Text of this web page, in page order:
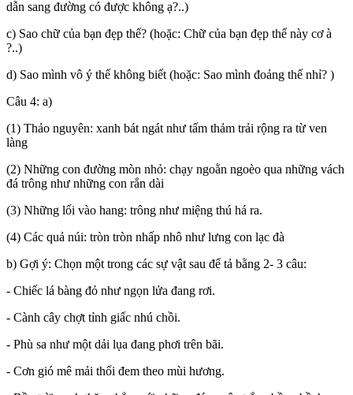
dẫn sang đường có được không ạ?..)
c) Sao chữ của bạn đẹp thế? (hoặc: Chữ của bạn đẹp thế này cơ à
?..)
d) Sao mình vô ý thế không biết (hoặc: Sao mình đoảng thế nhỉ? )
Câu 4: a)
(1) Thảo nguyên: xanh bát ngát như tấm thảm trải rộng ra từ ven
làng
(2) Những con đường mòn nhỏ: chạy ngoằn ngoèo qua những vách
đá trông như những con rắn dài
(3) Những lối vào hang: trông như miệng thú há ra.
(4) Các quả núi: tròn tròn nhấp nhô như lưng con lạc đà
b) Gợi ý: Chọn một trong các sự vật sau để tả bằng 2- 3 câu:
- Chiếc lá bàng đỏ như ngọn lửa đang rơi.
- Cành cây chợt tỉnh giấc nhú chồi.
- Phù sa như một dải lụa đang phơi trên bãi.
- Cơn gió mê mải thổi đem theo mùi hương.